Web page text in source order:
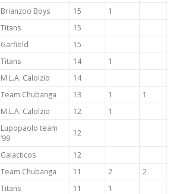
Brianzoo Boys 15
1
Titans
15
Garfield
15
Titans 14
1
M.L.A. Calolzio
14
Team Chubanga 13 1
1
M.L.A. Calolzio 12 1
Lupopaolo team
’99
12
Galacticos
12
Team Chubanga 11 2
2
Titans 11
1